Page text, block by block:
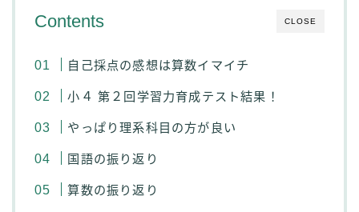
CLOSE
Contents
自己採点の感想は算数イマイチ
小４ 第２回学習力育成テスト結果！
やっぱり理系科目の方が良い
国語の振り返り
算数の振り返り